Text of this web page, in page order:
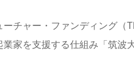
ーチャー・ファンディング（
業家を支援する仕組み「筑波